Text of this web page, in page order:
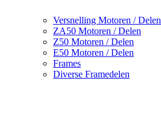
Versnelling Motoren / Delen
ZA50 Motoren / Delen
Z50 Motoren / Delen
E50 Motoren / Delen
Frames
Diverse Framedelen